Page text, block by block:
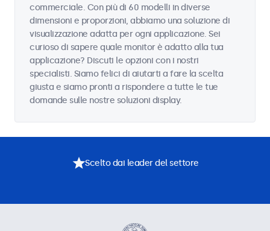
commerciale. Con più di 60 modelli in diverse
dimensioni e proporzioni, abbiamo una soluzione di
visualizzazione adatta per ogni applicazione. Sei
curioso di sapere quale monitor è adatto alla tua
applicazione? Discuti le opzioni con i nostri
specialisti. Siamo felici di aiutarti a fare la scelta
giusta e siamo pronti a rispondere a tutte le tue
domande sulle nostre soluzioni display.
Scelto dai leader del settore